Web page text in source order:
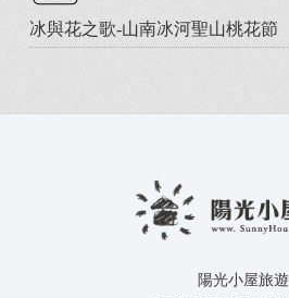
冰與花之歌-山南冰河聖山桃花節
陽光小屋旅遊